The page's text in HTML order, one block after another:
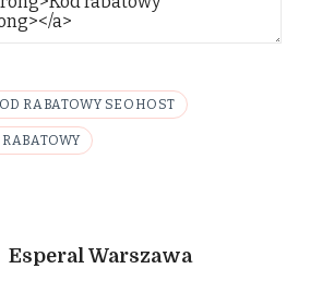
RABATOWY SEOHOST
Esperal Warszawa